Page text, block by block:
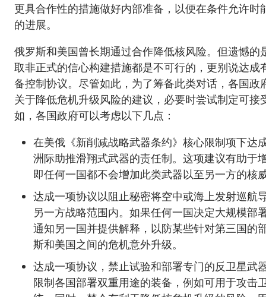
更具合作性的措施做好内部准备，以便在条件允许时
的进展。
俄罗斯和美国曾长期通过合作降低核风险。但遗憾的
取非正式的信心构建措施都是不可行的，更别说达成
备控制协议。尽管如此，为了筹备此类对话，各国政
关于降低危机升级风险的建议，必要时尝试制定可接
如，各国政府可以考虑以下几点：
在美俄《新削减战略武器条约》核心限制项下达
洲际助推滑翔式武器的责任制。这项建议有助于
即任何一国都不会增加此类武器以至另一方的核
达成一项协议以阻止秘密将空中或海上发射巡航
另一方战略范围内。如果任何一国决定大规模部
通知另一国并提供解释，以防某些针对第三国的
斯和美国之间的危机意外升级。
达成一项协议，禁止试验和部署专门的反卫星武
限制各国部署双重用途的装备，例如可用于攻击